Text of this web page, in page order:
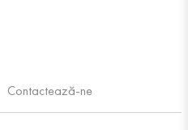
Contactează-ne